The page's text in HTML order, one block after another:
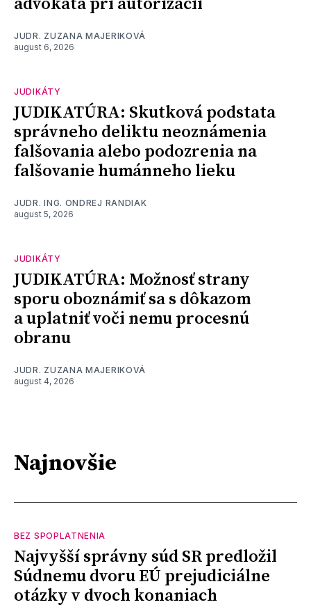
JUDR. ZUZANA MAJERIKOVÁ
august 6, 2026
JUDIKÁTY
JUDIKATÚRA: Skutková podstata
správneho deliktu neoznámenia
falšovania alebo podozrenia na
falšovanie humánneho lieku
JUDR. ING. ONDREJ RANDIAK
august 5, 2026
JUDIKÁTY
JUDIKATÚRA: Možnosť strany
sporu oboznámiť sa s dôkazom
a uplatniť voči nemu procesnú
obranu
JUDR. ZUZANA MAJERIKOVÁ
august 4, 2026
Najnovšie
BEZ SPOPLATNENIA
Najvyšší správny súd SR predložil
Súdnemu dvoru EÚ prejudiciálne
otázky v dvoch konaniach